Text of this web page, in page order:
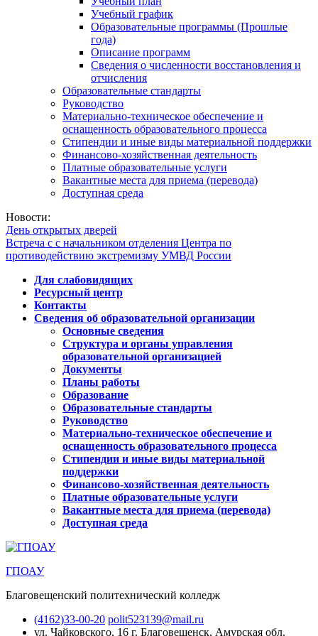
Учебный график
Образовательные программы (Прошлые
года)
Описание программ
Сведения о численности восстановления и
отчисления
Образовательные стандарты
Руководство
Материально-техническое обеспечение и
оснащенность образовательного процесса
Стипендии и иные виды материальной поддержки
Финансово-хозяйственная деятельность
Платные образовательные услуги
Вакантные места для приема (перевода)
Доступная среда
Новости:
День открытых дверей
Встреча с с начальником отделения Центра по
противодействию экстремизму УМВД России
Для слабовидящих
Ресурсный центр
Контакты
Сведения об образовательной организации
Основные сведения
Структура и органы управления
образовательной организацией
Документы
Планы работы
Образование
Образовательные стандарты
Руководство
Материально-техническое обеспечение и
оснащенность образовательного процесса
Стипендии и иные виды материальной
поддержки
Финансово-хозяйственная деятельность
Платные образовательные услуги
Вакантные места для приема (перевода)
Доступная среда
ГПОАУ
Благовещенский политехнический колледж
(4162)33-00-20 polit523139@mail.ru
ул. Чайковского, 16 г. Благовещенск, Амурская обл.